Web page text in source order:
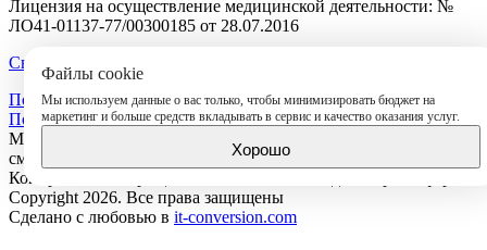
Лицензия на осуществление медицинской деятельности: №
ЛО41-01137-77/00300185 от 28.07.2016
Свидетельство на товарный знак №1052141
Политика конфиденциальности
Политика в области обработки персональных данных
Материалы с сайта защищены законом РФ об авторских и
смежных правах.
Копирование запрещено. Сайт не является договором оферты.
Copyright 2026. Все права защищены
Сделано с любовью в it-conversion.com
Файлы cookie
Мы используем данные о вас только, чтобы минимизировать бюджет на
маркетинг и больше средств вкладывать в сервис и качество оказания услуг.
Хорошо